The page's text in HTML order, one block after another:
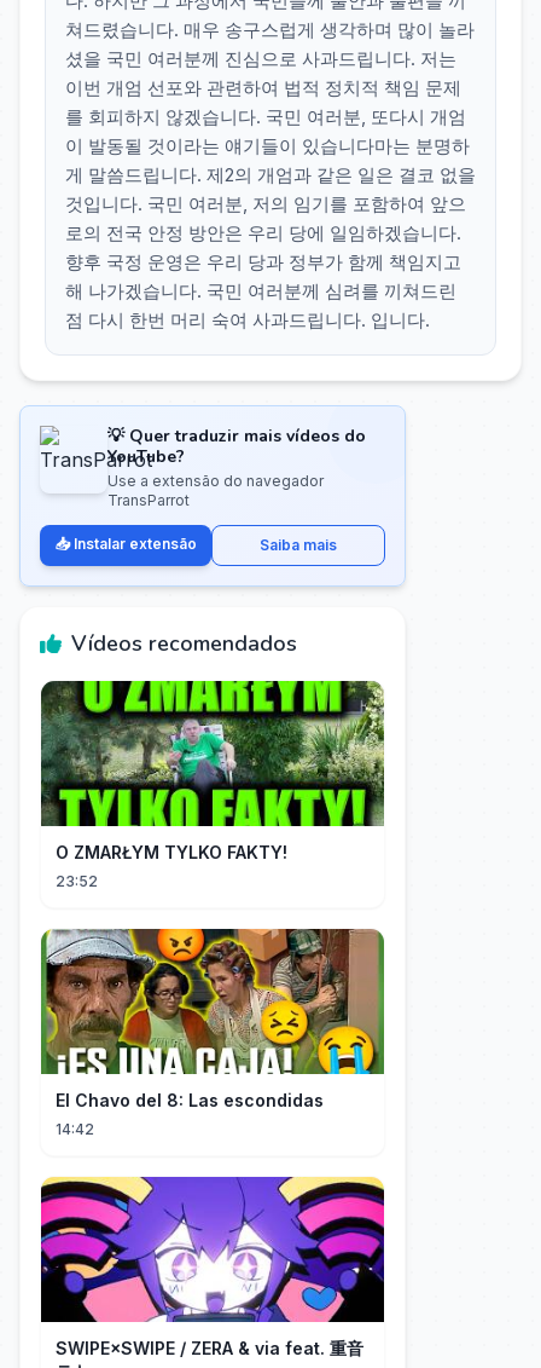
쳐드렸습니다. 매우 송구스럽게 생각하며 많이 놀라
셨을 국민 여러분께 진심으로 사과드립니다. 저는
이번 개엄 선포와 관련하여 법적 정치적 책임 문제
를 회피하지 않겠습니다. 국민 여러분, 또다시 개엄
이 발동될 것이라는 얘기들이 있습니다마는 분명하
게 말씀드립니다. 제2의 개엄과 같은 일은 결코 없을
것입니다. 국민 여러분, 저의 임기를 포함하여 앞으
로의 전국 안정 방안은 우리 당에 일임하겠습니다.
향후 국정 운영은 우리 당과 정부가 함께 책임지고
해 나가겠습니다. 국민 여러분께 심려를 끼쳐드린
점 다시 한번 머리 숙여 사과드립니다. 입니다.
💡 Quer traduzir mais vídeos do
YouTube?
Use a extensão do navegador
TransParrot
📥 Instalar extensão Saiba mais
Vídeos recomendados
O ZMARŁYM TYLKO FAKTY!
23:52
El Chavo del 8: Las escondidas
14:42
SWIPE×SWIPE / ZERA & via feat. 重音